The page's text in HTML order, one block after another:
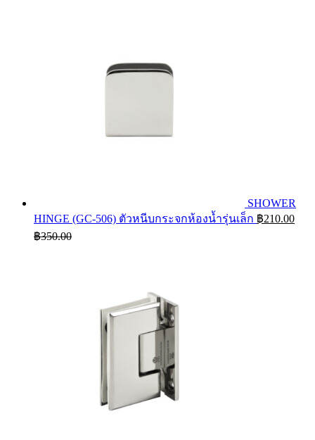
SHOWER
HINGE (GC-506) ตัวหนีบกระจกห้องน้ำรุ่นเล็ก ฿210.00
฿350.00